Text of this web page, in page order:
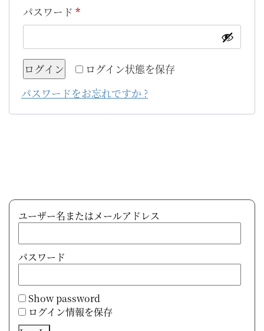
パスワード *
ログイン状態を保存
ログイン
パスワードをお忘れですか ?
ユーザー名またはメールアドレス
パスワード
Show password
ログイン情報を保存